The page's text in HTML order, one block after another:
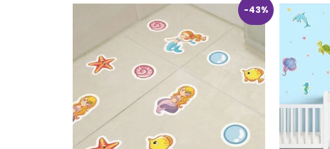
-43%
O
preço
original
era:
R$ 79,90.
preço
atual
é:
R$ 45,90.